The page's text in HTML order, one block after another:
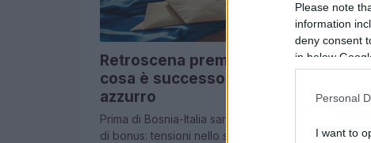
Please note
information
deny consent
in below
Personal
I want to
Retroscena premio da 300mila euro:
cosa è successo nello spogliatoio
azzurro
Prima di Bosnia-Italia sarebbe emersa una richiesta
di bonus: tensioni nello spogliatoio e l'intervento